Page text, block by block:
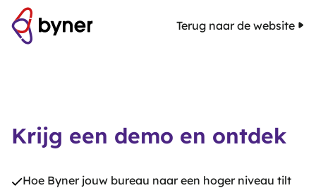
Terug naar de website
Krijg een demo en ontdek
Hoe Byner jouw bureau naar een hoger niveau tilt